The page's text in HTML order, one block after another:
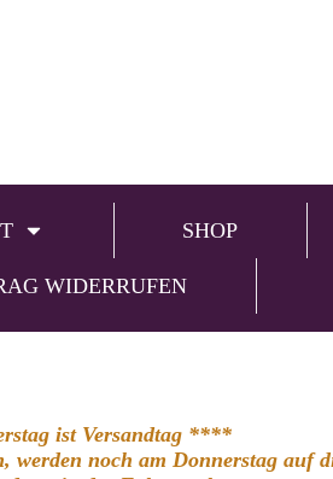
SHOP
WIDERRUFEN
ist Versandtag ****
noch am Donnerstag auf